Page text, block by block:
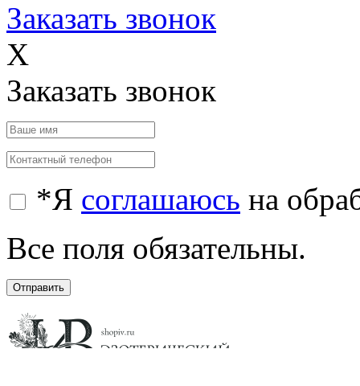
Заказать звонок
X
Заказать звонок
*Я соглашаюсь на
Все поля обязательны.
Отправить